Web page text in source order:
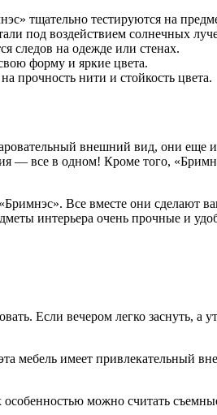
тщательно тестируются на
под воздействием солнечных
следов на одежде или стенах.
форму и яркие цвета.
прочность нити и стойкость цвета.
внешний вид, они
— все в одном! Кроме того,
Все вместе они сделают
интерьера очень прочные и
Если вечером легко заснуть, а
мебель имеет привлекательный
можно считать